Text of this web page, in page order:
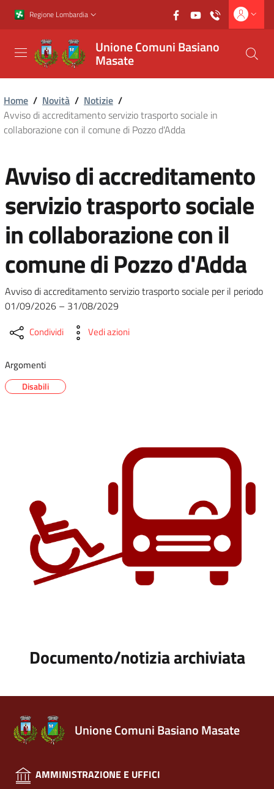
Vai al contenuto principale
Vai al footer
Regione Lombardia
Unione Comuni Basiano
Masate
Home / Novità / Notizie /
Avviso di accreditamento servizio trasporto sociale in
collaborazione con il comune di Pozzo d'Adda
Avviso di accreditamento
servizio trasporto sociale
in collaborazione con il
comune di Pozzo d'Adda
Avviso di accreditamento servizio trasporto sociale per il periodo
01/09/2026 – 31/08/2029
Condividi Vedi azioni
Argomenti
Disabili
Documento/notizia archiviata
Unione Comuni Basiano Masate
AMMINISTRAZIONE E UFFICI